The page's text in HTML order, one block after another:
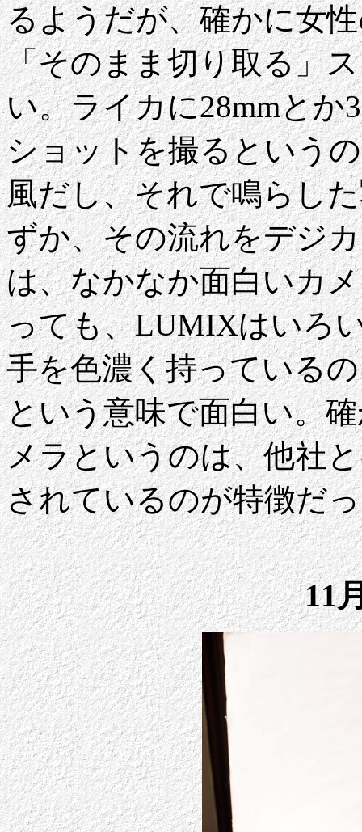
るようだが、確かに女
「そのまま切り取る」
い。ライカに28mmとか
ショットを撮るという
風だし、それで鳴らし
ずか、その流れをデジ
は、なかなか面白いカ
っても、LUMIXはいろ
手を色濃く持っている
という意味で面白い。
メラというのは、他社
されているのが特徴だ
11